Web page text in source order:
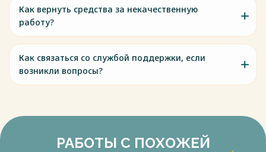
Как вернуть средства за некачественную
работу?
Как связаться со службой поддержки, если
возникли вопросы?
РАБОТЫ С ПОХОЖЕЙ